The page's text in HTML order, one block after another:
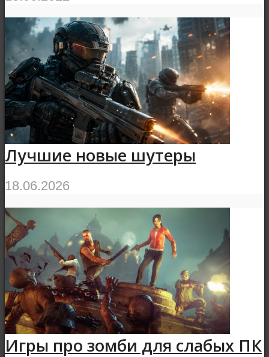
Лучшие новые шутеры
18.06.2026
Игры про зомби для слабых ПК